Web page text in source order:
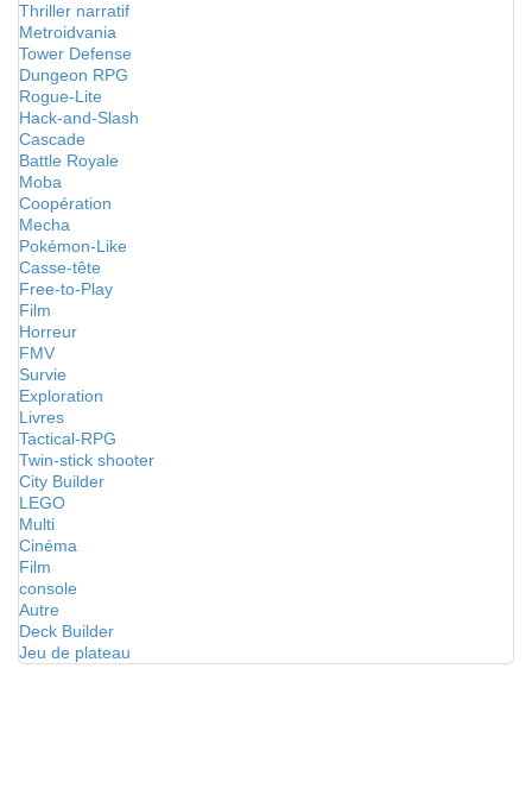
Thriller narratif
Metroidvania
Tower Defense
Dungeon RPG
Rogue-Lite
Hack-and-Slash
Cascade
Battle Royale
Moba
Coopération
Mecha
Pokémon-Like
Casse-tête
Free-to-Play
Film
Horreur
FMV
Survie
Exploration
Livres
Tactical-RPG
Twin-stick shooter
City Builder
LEGO
Multi
Cinéma
Film
console
Autre
Deck Builder
Jeu de plateau